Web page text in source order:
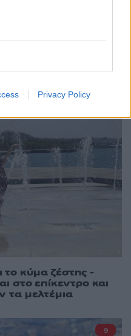
Privacy Policy
κύμα ζέστης -
στο επίκεντρο και
τα μελτέμια
9